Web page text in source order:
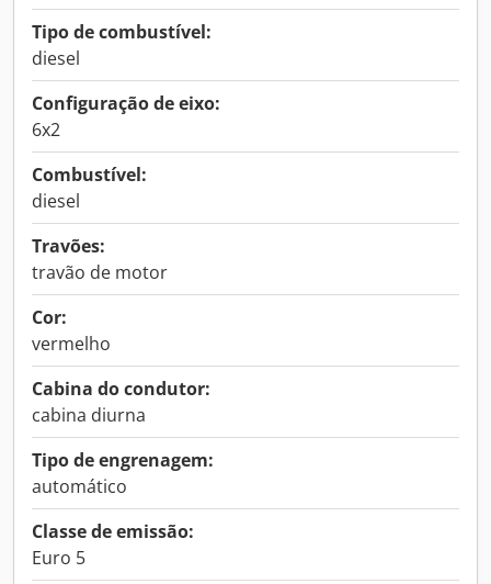
Tipo de combustível:
diesel
Configuração de eixo:
6x2
Combustível:
diesel
Travões:
travão de motor
Cor:
vermelho
Cabina do condutor:
cabina diurna
Tipo de engrenagem:
automático
Classe de emissão:
Euro 5